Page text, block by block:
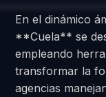
En el dinámico
**Cuela** se
empleando
transformar la
agencias